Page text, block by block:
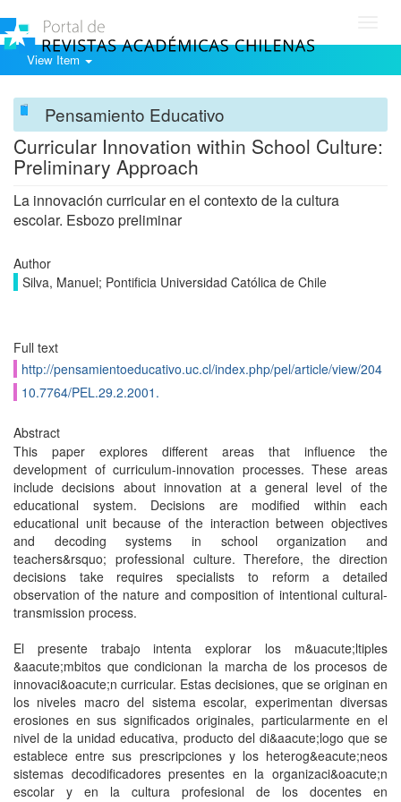
View Item
Pensamiento Educativo
Curricular Innovation within School Culture:
Preliminary Approach
La innovación curricular en el contexto de la cultura
escolar. Esbozo preliminar
Author
Silva, Manuel; Pontificia Universidad Católica de Chile
Full text
http://pensamientoeducativo.uc.cl/index.php/pel/article/view/204
10.7764/PEL.29.2.2001.
Abstract
This paper explores different areas that influence the
development of curriculum-innovation processes. These areas
include decisions about innovation at a general level of the
educational system. Decisions are modified within each
educational unit because of the interaction between objectives
and decoding systems in school organization and
teachers&rsquo; professional culture. Therefore, the direction
decisions take requires specialists to reform a detailed
observation of the nature and composition of intentional cultural-
transmission process.
El presente trabajo intenta explorar los m&uacute;ltiples
&aacute;mbitos que condicionan la marcha de los procesos de
innovaci&oacute;n curricular. Estas decisiones, que se originan en
los niveles macro del sistema escolar, experimentan diversas
erosiones en sus significados originales, particularmente en el
nivel de la unidad educativa, producto del di&aacute;logo que se
establece entre sus prescripciones y los heterog&eacute;neos
sistemas decodificadores presentes en la organizaci&oacute;n
escolar y en la cultura profesional de los docentes en